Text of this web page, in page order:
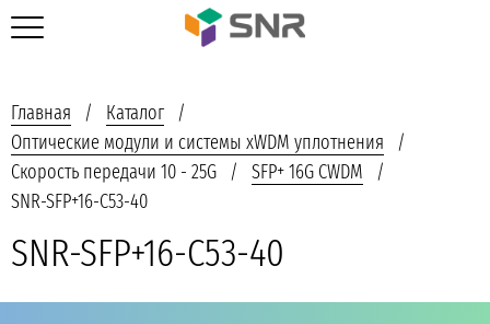
Главная
Каталог
Оптические модули и системы xWDM уплотнения
Скорость передачи 10 - 25G
SFP+ 16G CWDM
SNR-SFP+16-C53-40
SNR-SFP+16-C53-40